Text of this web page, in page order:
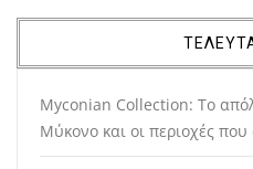
Myconian Collection: Το
Μύκονο και οι περιοχές